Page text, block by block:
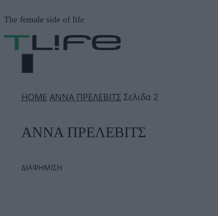
σε
περιεχόμενο
The female side of life
ΜΕΝΟΎ
ΗΟΜΕ ΑΝΝΑ ΠΡΕΛΕΒΙΤΣ Σελιδα 2
ΑΝΝΑ ΠΡΕΛΕΒΙΤΣ
ΔΙΑΦΗΜΙΣΗ